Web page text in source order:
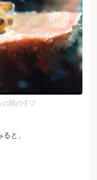
の間の子♡
と、